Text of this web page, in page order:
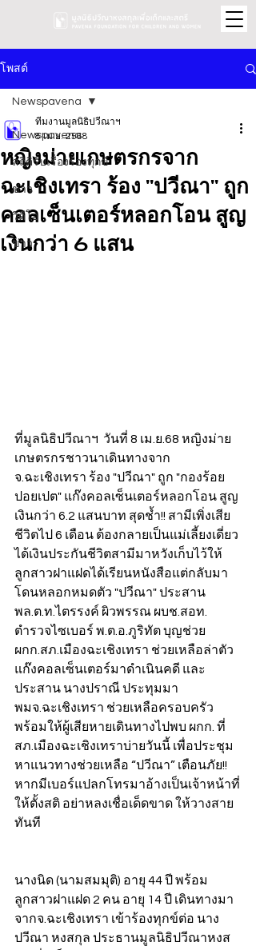
โพสต์
Newspavena
สถิติรับเรื่องร้องทุกข์
ข่าว
วิดีโอ
ข่าว
Newspavena
หญิงม่ายเกษตรกรจาก
ฉะเชิงเทรา ร้อง "ปวีณา" ถูก
คอลเซ็นเตอร์หลอกโอน สูญ
เงินกว่า 6 แสน
ทีมงานมูลนิธิปวีณาฯ
8 เม.ย. 2568
ที่มูลนิธิปวีณาฯ  วันที่ 8 เม.ย.68 หญิงม่าย
เกษตรกรชาวนาเดินทางจาก
จ.ฉะเชิงเทรา ร้อง "ปวีณา" ถูก "กองร้อย
ปอยเปต" แก๊งคอลเซ็นเตอร์หลอกโอน สูญ
เงินกว่า 6.2 แสนบาท สุดช้ำ!! สามีเพิ่งเสีย
ชีวิตไป 6 เดือน ต้องกลายเป็นแม่เลี้ยงเดี่ยว
ได้เงินประกันชีวิตสามีมาหวังเก็บไว้ให้
ลูกสาวฝาแฝดได้เรียนหนังสือแต่กลับมา
โดนหลอกหมดตัว "ปวีณา" ประสาน
พล.ต.ท.ไตรรงค์ ผิวพรรณ ผบช.สอท.
ตำรวจไซเบอร์ พ.ต.อ.ภูริทัต บุญช่วย
ผกก.สภ.เมืองฉะเชิงเทรา ช่วยเหลือล่าตัว
แก๊งคอลเซ็นเตอร์มาดำเนินคดี และ
ประสาน นางปราณี ประทุมมา
พมจ.ฉะเชิงเทรา ช่วยเหลือครอบครัว
พร้อมให้ผู้เสียหายเดินทางไปพบ ผกก. ที่
สภ.เมืองฉะเชิงเทราบ่ายวันนี้ เพื่อประชุม
หาแนวทางช่วยเหลือ “ปวีณา” เตือนภัย!!
หากมีเบอร์แปลกโทรมาอ้างเป็นเจ้าหน้าที่
ให้ตั้งสติ อย่าหลงเชื่อเด็ดขาด ให้วางสาย
ทันที
นางนิด (นามสมมุติ) อายุ 44 ปี พร้อม
ลูกสาวฝาแฝด 2 คน อายุ 14 ปี เดินทางมา
จากจ.ฉะเชิงเทรา เข้าร้องทุกข์ต่อ นาง
ปวีณา หงสกุล ประธานมูลนิธิปวีณาหงส